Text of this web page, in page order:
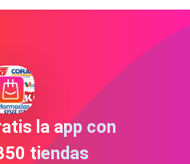
la app con
tiendas